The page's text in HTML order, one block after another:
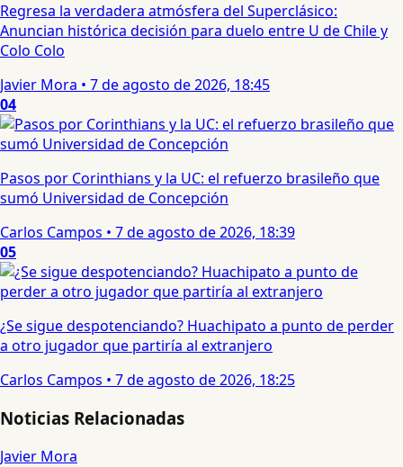
Regresa la verdadera atmósfera del Superclásico:
Anuncian histórica decisión para duelo entre U de Chile y
Colo Colo
Javier Mora • 7 de agosto de 2026, 18:45
04
Pasos por Corinthians y la UC: el refuerzo brasileño que
sumó Universidad de Concepción
Carlos Campos • 7 de agosto de 2026, 18:39
05
¿Se sigue despotenciando? Huachipato a punto de perder
a otro jugador que partiría al extranjero
Carlos Campos • 7 de agosto de 2026, 18:25
Noticias Relacionadas
Javier Mora